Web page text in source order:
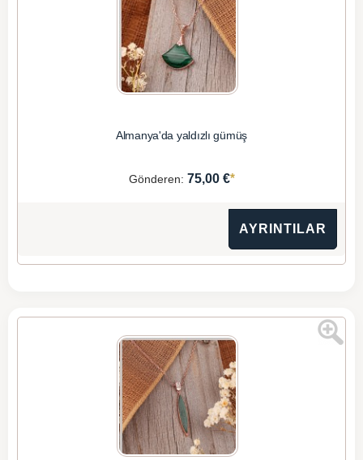
Almanya'da yaldızlı gümüş
Gönderen: 75,00 €*
AYRINTILAR